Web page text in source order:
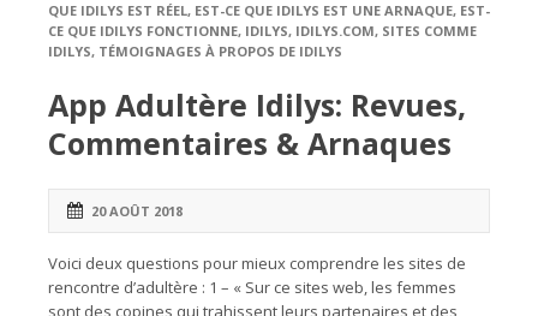
QUE IDILYS EST RÉEL, EST-CE QUE IDILYS EST UNE ARNAQUE, EST-
CE QUE IDILYS FONCTIONNE, IDILYS, IDILYS.COM, SITES COMME
IDILYS, TÉMOIGNAGES À PROPOS DE IDILYS
App Adultère Idilys: Revues,
Commentaires & Arnaques
20 AOÛT 2018
Voici deux questions pour mieux comprendre les sites de
rencontre d’adultère : 1 – « Sur ce sites web, les femmes
sont des copines qui trahissent leurs partenaires et des